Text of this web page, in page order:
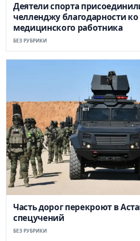
Деятели спорта
челленджу благодарности
медицинского работника
БЕЗ РУБРИКИ
Часть дорог перекроют в
спецучений
БЕЗ РУБРИКИ